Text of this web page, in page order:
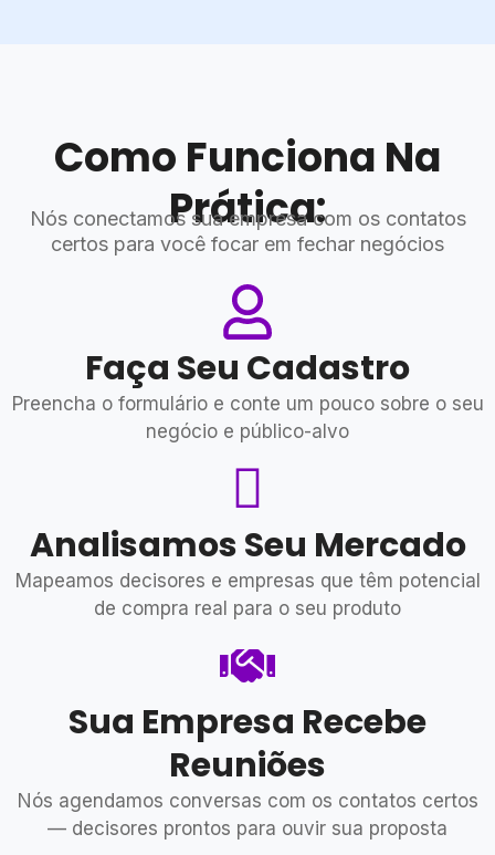
Como Funciona Na
Prática:
Nós conectamos sua empresa com os contatos
certos para você focar em fechar negócios
Faça Seu Cadastro
Preencha o formulário e conte um pouco sobre o seu
negócio e público-alvo
Analisamos Seu Mercado
Mapeamos decisores e empresas que têm potencial
de compra real para o seu produto
Sua Empresa Recebe
Reuniões
Nós agendamos conversas com os contatos certos
— decisores prontos para ouvir sua proposta